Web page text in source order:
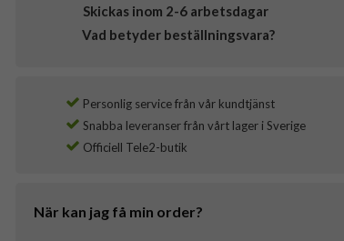
Skickas inom 2-6 arbetsdagar
Vad betyder beställningsvara?
Personlig service från vår kundtjänst
Snabba leveranser från vårt lager i Sverige
Officiell Tele2-butik
När kan jag få min order?